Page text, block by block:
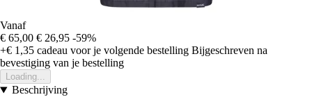
Vanaf
€ 65,00 € 26,95 -59%
+€ 1,35 cadeau voor je volgende bestelling Bijgeschreven na
bevestiging van je bestelling
Loading...
Beschrijving